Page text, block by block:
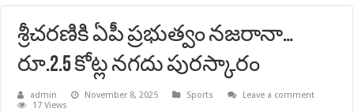
శ్రీచరణికి ఏపీ ప్రభుత్వం నజరానా…
రూ.2.5 కోట్ల నగదు పురస్కారం
admin November 8, 2025 Sports
Leave a comment
17 Views